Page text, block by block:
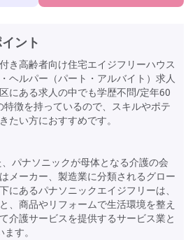
ント
き高齢者向け住宅エイジフリーハウス
ヘルパー（パート・アルバイト）求人
にある求人の中でも学歴不問/定年60
徴を持っているので、スキルやポテ
たい方におすすめです。
パナソニックが母体となる介護の会
メーカー、製造業に分類されるグロー
にあるパナソニックエイジフリーは、
、商品やリフォームで生活環境を整え
介護サービスを提供するサービス業と
す。